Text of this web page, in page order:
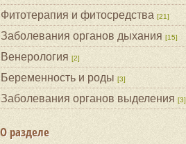
Фитотерапия и фитосредства [21]
Заболевания органов дыхания [15]
Венерология [2]
Беременность и роды [3]
Заболевания органов выделения [3]
О разделе